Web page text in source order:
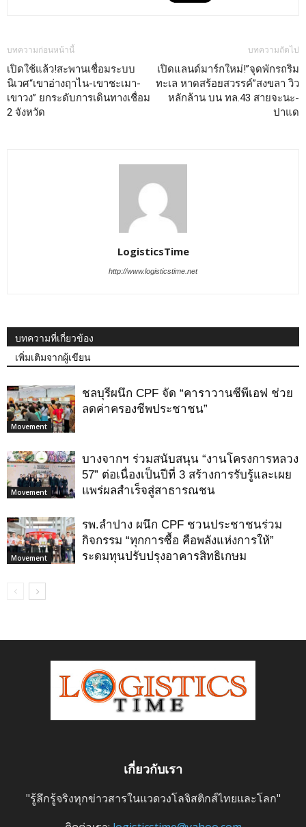
บทความก่อนหน้านี้
เปิดใช้แล้ว!สะพานเชื่อมระบบ
นิเวศ“เขาอ่างฤาไน-เขาชะเมา-
เขาวง” ยกระดับการเดินทางเชื่อม
2 จังหวัด
บทความถัดไป
เปิดแลนด์มาร์กใหม่!”จุดพักรถริม
ทะเล หาดสร้อยสวรรค์”สงขลา วิว
หลักล้าน บน ทล.43 สายจะนะ-
ปาแด
LogisticsTime
http://www.logisticstime.net
บทความที่เกี่ยวข้อง
เพิ่มเติมจากผู้เขียน
Movement
ชลบุรีผนึก CPF จัด “คาราวานซีพีเอฟ ช่วย
ลดค่าครองชีพประชาชน”
Movement
บางจากฯ ร่วมสนับสนุน “งานโครงการหลวง
57” ต่อเนื่องเป็นปีที่ 3 สร้างการรับรู้และเผย
แพร่ผลสำเร็จสู่สาธารณชน
Movement
รพ.ลำปาง ผนึก CPF ชวนประชาชนร่วม
กิจกรรม “ทุกการซื้อ คือพลังแห่งการให้”
ระดมทุนปรับปรุงอาคารสิทธิเกษม
เกี่ยวกับเรา
"รู้ลึกรู้จริงทุกข่าวสารในแวดวงโลจิสติกส์ไทยและโลก"